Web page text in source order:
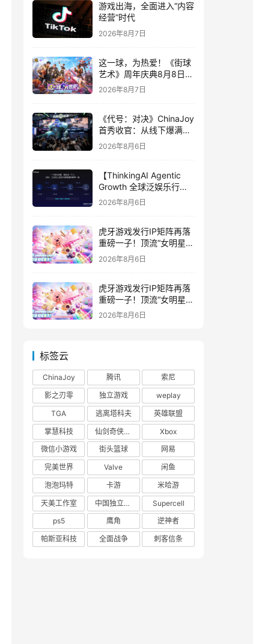
游戏出海，全面进入“内容
经营”时代
2026年8月7日
这一球，为热爱！《街球
艺术》周年庆典8月8日正
式上线，多重福利与全新
2026年8月7日
《代号：对决》ChinaJoy
首秀收官：从线下爆满看
见玩家的真实期待
2026年8月6日
【ThinkingAI Agentic
Growth 全球泛娱乐行业
峰会】Agent 时代，人到
2026年8月6日
虎牙游戏发行IP矩阵再落
重磅一子！顶流“女明星”
ZANMANG LOOPY 正版
3D消除手游《消消奇遇》
2026年8月6日
虎牙游戏发行IP矩阵再落
重磅一子！顶流“女明星”
ZANMANG LOOPY 正版
2026年8月6日
标签云
ChinaJoy 腾讯
索尼
影之刃零
独立游戏
weplay
TGA
逃离塔科夫
英雄联盟
掌慧科技
仙剑奇侠传四
Xbox
微信小游戏
街头篮球
网易
完美世界
Valve
闲鱼
泡泡玛特
卡游
米哈游
天美工作室
中国独立游戏联盟
Supercell
ps5
鹰角
逆神者
帕斯亚科技
全面战争 刺客信条